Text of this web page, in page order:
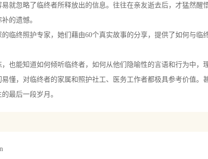
就忽略了临终者所释放出的信息。往往在亲友逝去后，才猛然醒
的遗憾。
临终照护专家，她们藉由60个真实故事的分享，提供了如何与临
能知道如何倾听临终者，如何从他们隐喻性的言语和行为中，理
，对临终者的家属和照护社工、医务工作者都极具参考价值。
最后一段岁月。